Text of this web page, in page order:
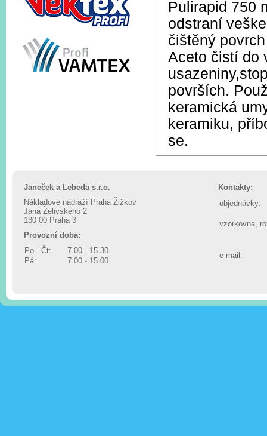
Pulirapid 750
odstraní
čištěný
Aceto čistí do
površích.
keramická
keramiku,
se.
Janeček a Lebeda s.r.o.
Nákladové nádraží Praha Žižkov
Jana Želivského 2
130 00 Praha 3
Provozní doba:
Po - Čt:
7.00 - 15.30
Pá:
7.00 - 15.00
Kontakty:
objednávky:
vzorkovna,
e-mail: